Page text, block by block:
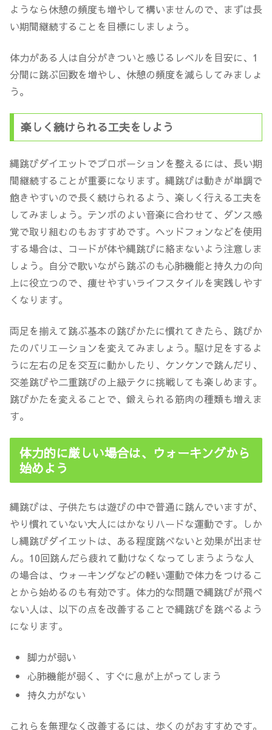
ようなら休憩の頻度も増やして構いませんので、まずは長
い期間継続することを目標にしましょう。
体力がある人は自分がきついと感じるレベルを目安に、1
分間に跳ぶ回数を増やし、休憩の頻度を減らしてみましょ
う。
楽しく続けられる工夫をしよう
縄跳びダイエットでプロポーションを整えるには、長い期
間継続することが重要になります。縄跳びは動きが単調で
飽きやすいので長く続けられるよう、楽しく行える工夫を
してみましょう。テンポのよい音楽に合わせて、ダンス感
覚で取り組むのもおすすめです。ヘッドフォンなどを使用
する場合は、コードが体や縄跳びに絡まないよう注意しま
しょう。自分で歌いながら跳ぶのも心肺機能と持久力の向
上に役立つので、痩せやすいライフスタイルを実践しやす
くなります。
両足を揃えて跳ぶ基本の跳びかたに慣れてきたら、跳びか
たのバリエーションを変えてみましょう。駆け足をするよ
うに左右の足を交互に動かしたり、ケンケンで跳んだり、
交差跳びや二重跳びの上級テクに挑戦しても楽しめます。
跳びかたを変えることで、鍛えられる筋肉の種類も増えま
す。
体力的に厳しい場合は、ウォーキングから
始めよう
縄跳びは、子供たちは遊びの中で普通に跳んでいますが、
やり慣れていない大人にはかなりハードな運動です。しか
し縄跳びダイエットは、ある程度跳べないと効果が出ませ
ん。10回跳んだら疲れて動けなくなってしまうような人
の場合は、 ウォーキングなどの軽い運動で体力をつけるこ
とから始めるのも有効です。体力的な問題で縄跳びが飛べ
ない人は、以下の点を改善することで縄跳びを跳べるよう
になります。
脚力が弱い
心肺機能が弱く、すぐに息が上がってしまう
持久力がない
これらを無理なく改善するには、歩くのがおすすめです。